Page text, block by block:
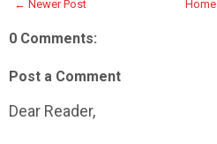
← Newer Post Home
0 Comments:
Post a Comment
Dear Reader,